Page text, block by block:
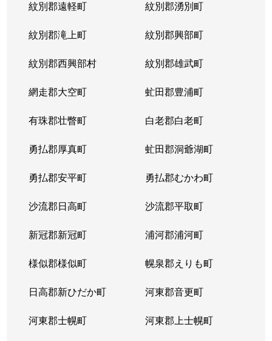
紋別郡遠軽町 紋別郡湧別町
紋別郡滝上町 紋別郡興部町
紋別郡西興部村 紋別郡雄武町
網走郡大空町 虻田郡豊浦町
有珠郡壮瞥町 白老郡白老町
勇払郡厚真町 虻田郡洞爺湖町
勇払郡安平町 勇払郡むかわ町
沙流郡日高町 沙流郡平取町
新冠郡新冠町 浦河郡浦河町
様似郡様似町 幌泉郡えりも町
日高郡新ひだか町 河東郡音更町
河東郡士幌町 河東郡上士幌町